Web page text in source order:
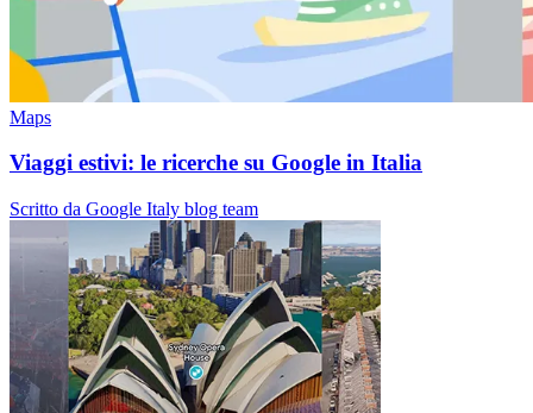
Maps
Viaggi estivi: le ricerche su Google in Italia
Scritto da Google Italy blog team